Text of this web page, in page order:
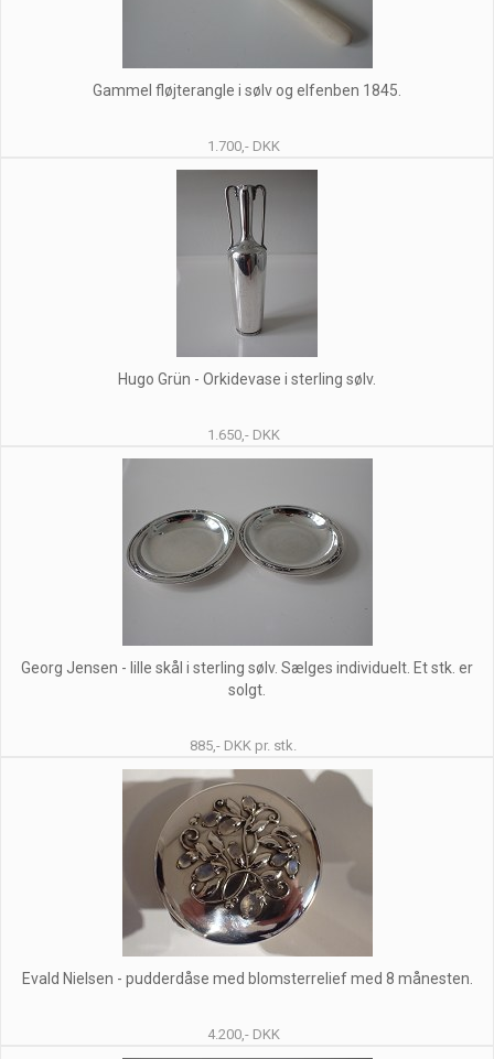
Gammel fløjterangle i sølv og elfenben 1845.
1.700,- DKK
Hugo Grün - Orkidevase i sterling sølv.
1.650,- DKK
Georg Jensen - lille skål i sterling sølv. Sælges individuelt. Et stk. er
solgt.
885,- DKK pr. stk.
Evald Nielsen - pudderdåse med blomsterrelief med 8 månesten.
4.200,- DKK